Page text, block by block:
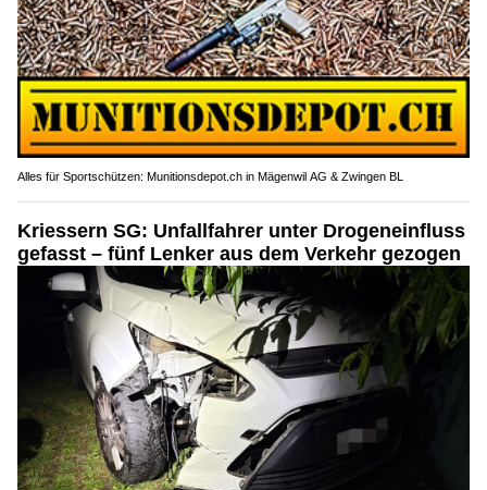
Alles für Sportschützen: Munitionsdepot.ch in Mägenwil AG & Zwingen BL
Kriessern SG: Unfallfahrer unter Drogeneinfluss
gefasst – fünf Lenker aus dem Verkehr gezogen